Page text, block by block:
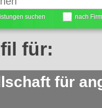
suchen nach
für:
für